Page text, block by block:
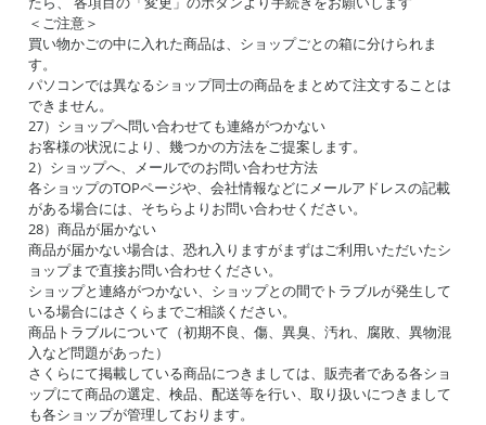
＜ご注意＞
買い物かごの中に入れた商品は、ショップごとの箱に分けられま
す。
パソコンでは異なるショップ同士の商品をまとめて注文することは
できません。
27）ショップへ問い合わせても連絡がつかない
お客様の状況により、幾つかの方法をご提案します。
2）ショップへ、メールでのお問い合わせ方法
各ショップのTOPページや、会社情報などにメールアドレスの記載
がある場合には、そちらよりお問い合わせください。
28）商品が届かない
商品が届かない場合は、恐れ入りますがまずはご利用いただいたシ
ョップまで直接お問い合わせください。
ショップと連絡がつかない、ショップとの間でトラブルが発生して
いる場合にはさくらまでご相談ください。
商品トラブルについて（初期不良、傷、異臭、汚れ、腐敗、異物混
入など問題があった）
さくらにて掲載している商品につきましては、販売者である各ショ
ップにて商品の選定、検品、配送等を行い、取り扱いにつきまして
も各ショップが管理しております。